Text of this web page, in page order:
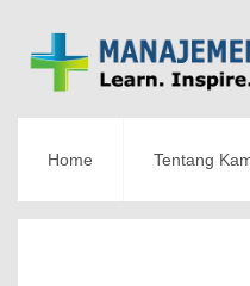
Home Tentang